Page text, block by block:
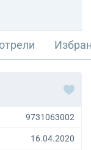
9731063002
16.04.2020